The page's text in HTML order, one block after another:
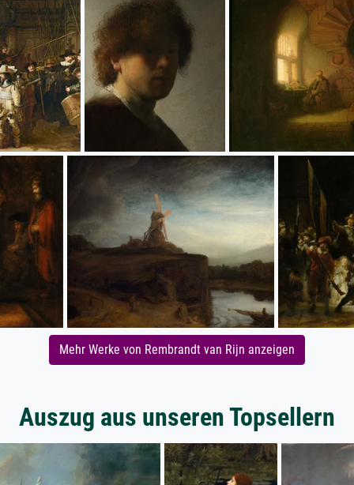
Mehr Werke von Rembrandt van Rijn anzeigen
Auszug aus unseren Topsellern